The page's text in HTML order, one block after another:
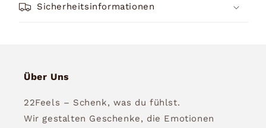
Sicherheitsinformationen
Über Uns
22Feels – Schenk, was du fühlst.
Wir gestalten Geschenke, die Emotionen